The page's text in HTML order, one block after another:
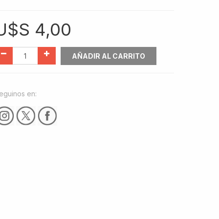
4,00
AÑADIR AL CARRITO
en: